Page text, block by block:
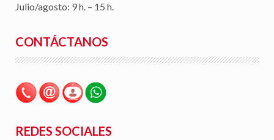
Julio/agosto: 9 h. – 15 h.
CONTÁCTANOS
REDES SOCIALES